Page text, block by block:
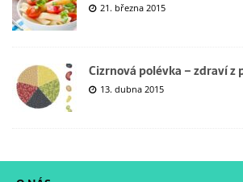
21. března 2015
Cizrnová polévka – zdraví z
13. dubna 2015